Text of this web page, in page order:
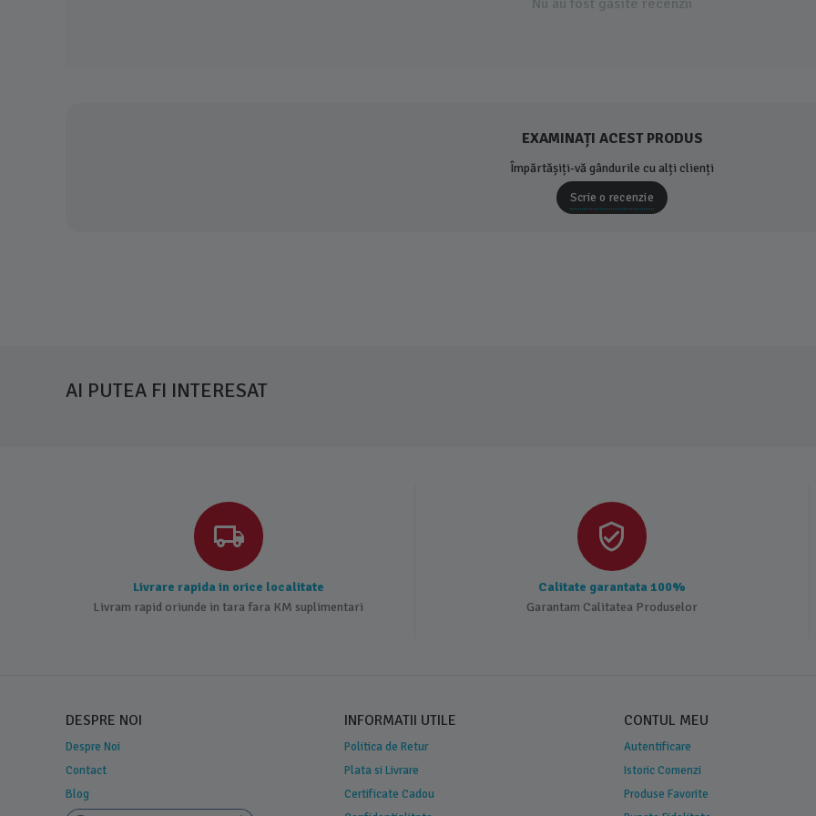
Nu au fost găsite recenzii
EXAMINAȚI ACEST PRODUS
Împărtășiți-vă gândurile cu alți clienți
Scrie o recenzie
AI PUTEA FI INTERESAT
Livrare rapida in orice localitate
Livram rapid oriunde in tara fara KM suplimentari
Calitate garantata 100%
Garantam Calitatea Produselor
DESPRE NOI
Despre Noi
Contact
Blog
INFORMATII UTILE
Politica de Retur
Plata si Livrare
Certificate Cadou
CONTUL MEU
Autentificare
Istoric Comenzi
Produse Favorite